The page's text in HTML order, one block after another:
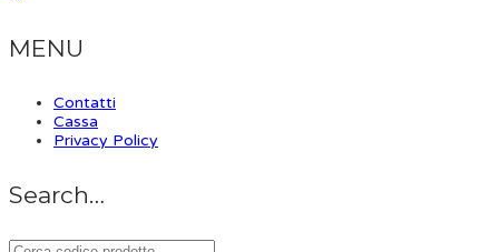
MENU
Contatti
Cassa
Privacy Policy
Search…